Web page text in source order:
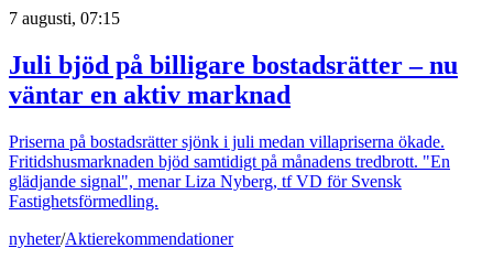
7 augusti, 07:15
Juli bjöd på billigare bostadsrätter – nu
väntar en aktiv marknad
Priserna på bostadsrätter sjönk i juli medan villapriserna ökade.
Fritidshusmarknaden bjöd samtidigt på månadens tredbrott. "En
glädjande signal", menar Liza Nyberg, tf VD för Svensk
Fastighetsförmedling.
nyheter/Aktierekommendationer